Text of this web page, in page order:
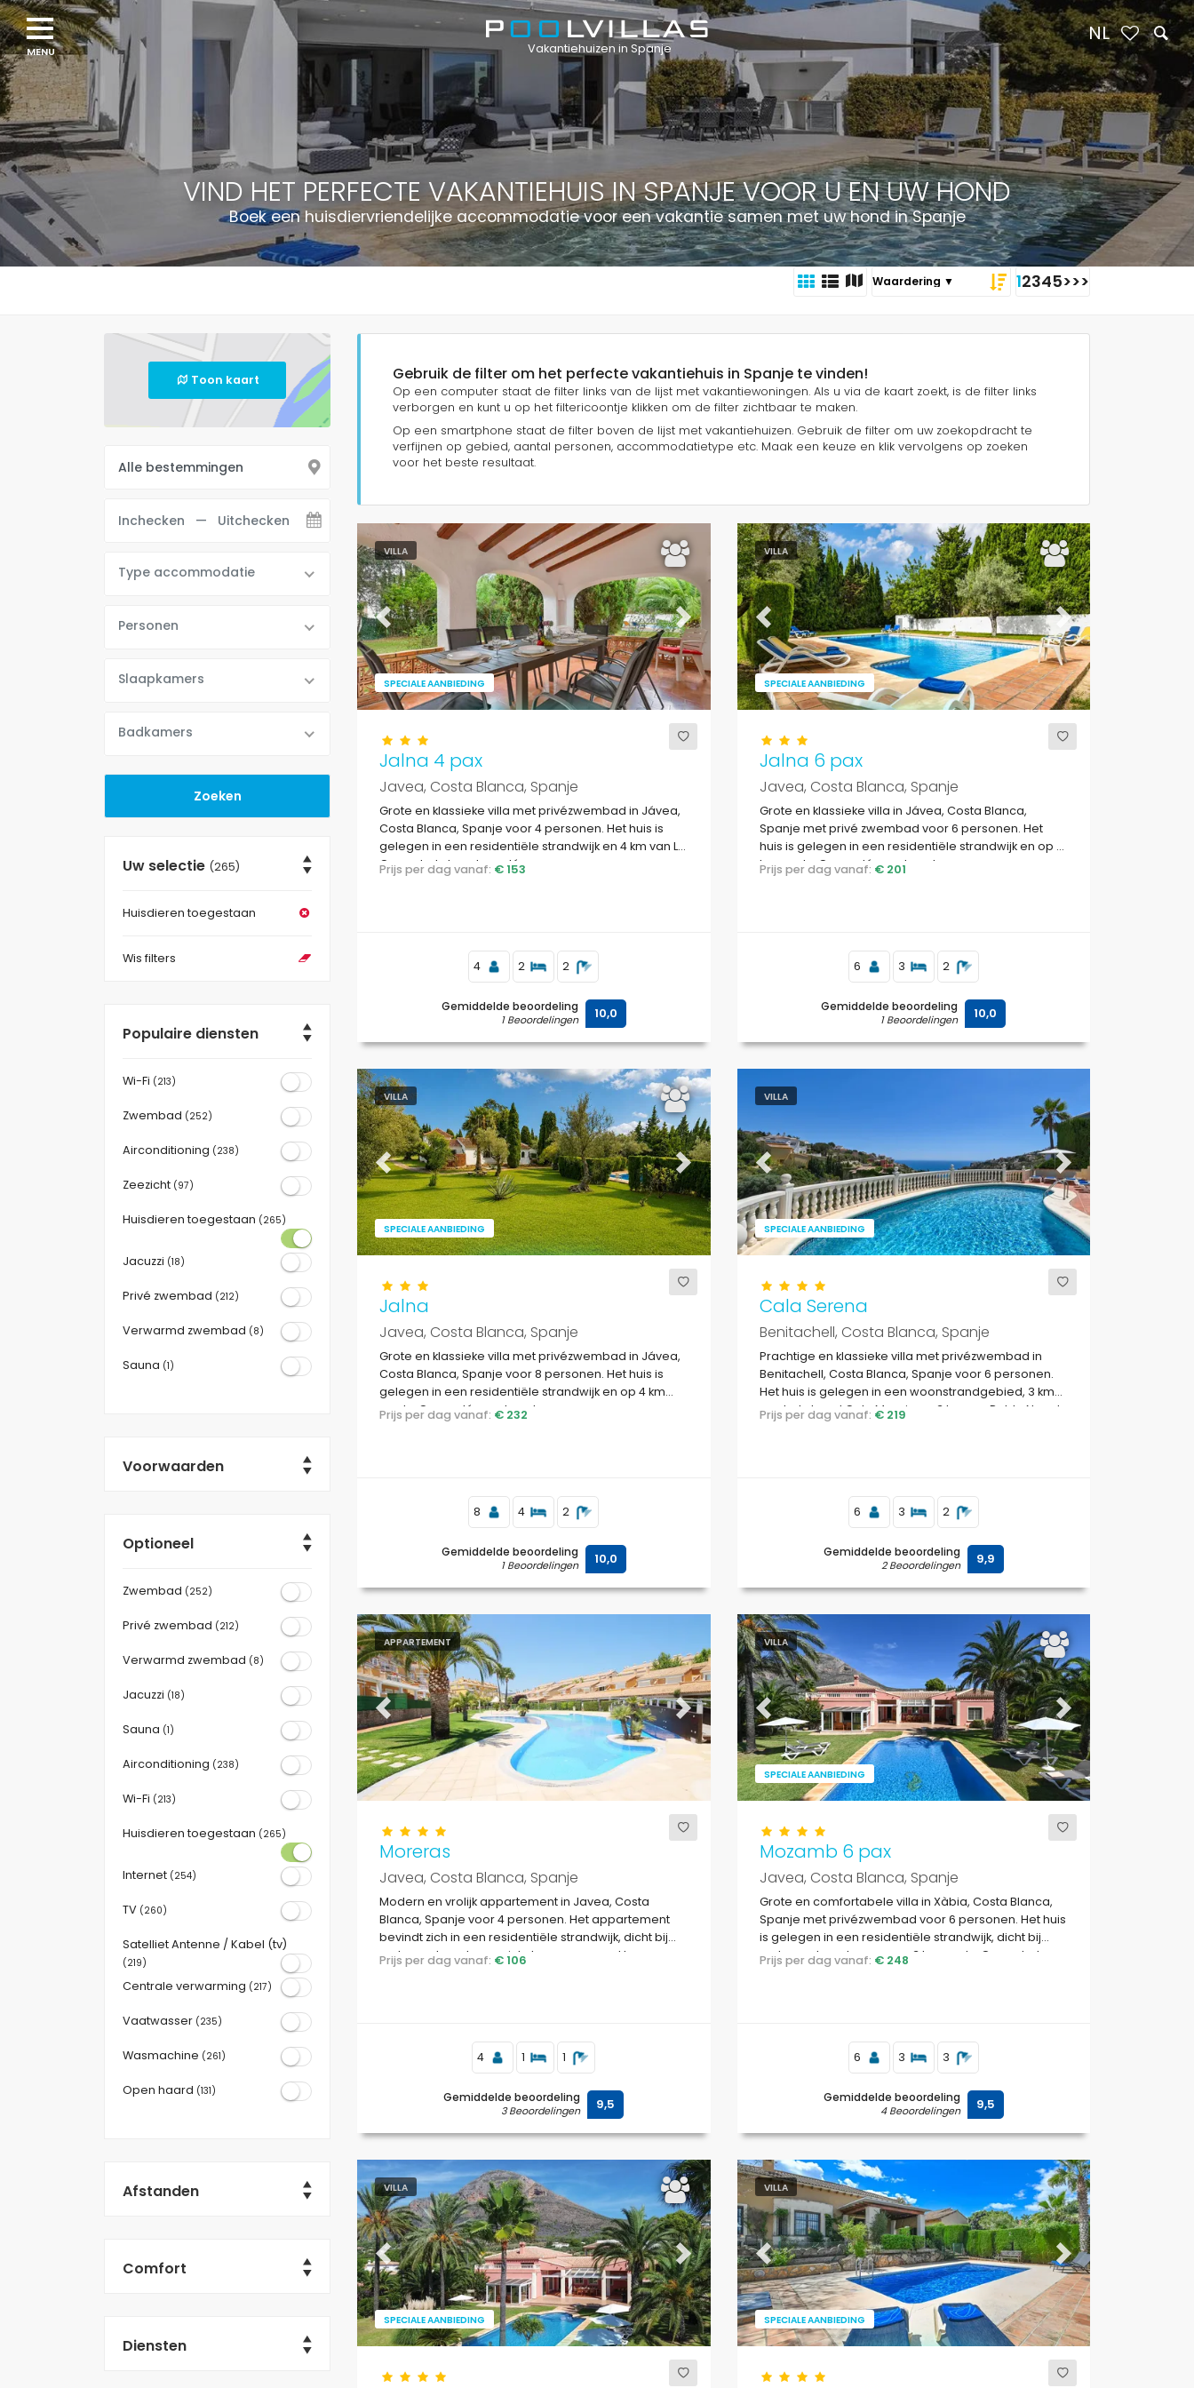
VIND HET PERFECTE VAKANTIEHUIS IN SPANJE VOOR U EN UW HOND
Boek een huisdiervriendelijke accommodatie voor een vakantie samen met uw hond in Spanje
12345>>>
Toon kaart
Type accommodatie
Personen
Slaapkamers
Badkamers
Uw selectie (265)
Huisdieren toegestaan
Wis filters
Populaire diensten
Wi-Fi (213)
Zwembad (252)
Airconditioning (238)
Zeezicht (97)
Huisdieren toegestaan (265)
Jacuzzi (18)
Privé zwembad (212)
Verwarmd zwembad (8)
Sauna (1)
Voorwaarden
Optioneel
Zwembad (252)
Privé zwembad (212)
Verwarmd zwembad (8)
Jacuzzi (18)
Sauna (1)
Airconditioning (238)
Wi-Fi (213)
Huisdieren toegestaan (265)
Internet (254)
TV (260)
Satelliet Antenne / Kabel (tv)
(219)
Centrale verwarming (217)
Vaatwasser (235)
Wasmachine (261)
Open haard (131)
Afstanden
Comfort
Diensten
Gebruik de filter om het perfecte vakantiehuis in Spanje te vinden!
Op een computer staat de filter links van de lijst met vakantiewoningen. Als u via de kaart zoekt, is de filter links
verborgen en kunt u op het filtericoontje klikken om de filter zichtbaar te maken.
Op een smartphone staat de filter boven de lijst met vakantiehuizen. Gebruik de filter om uw zoekopdracht te
verfijnen op gebied, aantal personen, accommodatietype etc. Maak een keuze en klik vervolgens op zoeken
voor het beste resultaat.
VILLA
SPECIALE AANBIEDING
Previous Next
Jalna 4 pax
Javea, Costa Blanca, Spanje
Grote en klassieke villa met privézwembad in Jávea,
Costa Blanca, Spanje voor 4 personen. Het huis is
gelegen in een residentiële strandwijk en 4 km van La
Grava, het strand van Jávea.
Prijs per dag vanaf: € 153
4 2 2
Gemiddelde beoordeling
1 Beoordelingen 10,0
VILLA
SPECIALE AANBIEDING
Previous Next
Jalna 6 pax
Javea, Costa Blanca, Spanje
Grote en klassieke villa in Jávea, Costa Blanca,
Spanje met privé zwembad voor 6 personen. Het
huis is gelegen in een residentiële strandwijk en op 4
km van La Grava, Jávea strand.
Prijs per dag vanaf: € 201
6 3 2
Gemiddelde beoordeling
1 Beoordelingen 10,0
VILLA
SPECIALE AANBIEDING
Previous Next
Jalna
Javea, Costa Blanca, Spanje
Grote en klassieke villa met privézwembad in Jávea,
Costa Blanca, Spanje voor 8 personen. Het huis is
gelegen in een residentiële strandwijk en op 4 km
van La Grava, Jávea strand.
Prijs per dag vanaf: € 232
8 4 2
Gemiddelde beoordeling
1 Beoordelingen 10,0
VILLA
SPECIALE AANBIEDING
Previous Next
Cala Serena
Benitachell, Costa Blanca, Spanje
Prachtige en klassieke villa met privézwembad in
Benitachell, Costa Blanca, Spanje voor 6 personen.
Het huis is gelegen in een woonstrandgebied, 3 km
van het strand Cala Moraig en 3 km van Poble Nou de
Prijs per dag vanaf: € 219
6 3 2
Gemiddelde beoordeling
2 Beoordelingen 9,9
APPARTEMENT
Previous Next
Moreras
Javea, Costa Blanca, Spanje
Modern en vrolijk appartement in Javea, Costa
Blanca, Spanje voor 4 personen. Het appartement
bevindt zich in een residentiële strandwijk, dicht bij
restaurants en bars, winkels en supermarkten, en op
Prijs per dag vanaf: € 106
4 1 1
Gemiddelde beoordeling
3 Beoordelingen 9,5
VILLA
SPECIALE AANBIEDING
Previous Next
Mozamb 6 pax
Javea, Costa Blanca, Spanje
Grote en comfortabele villa in Xàbia, Costa Blanca,
Spanje met privézwembad voor 6 personen. Het huis
is gelegen in een residentiële strandwijk, dicht bij
restaurants en bars en op 3 km van La Grava, het
Prijs per dag vanaf: € 248
6 3 3
Gemiddelde beoordeling
4 Beoordelingen 9,5
VILLA
SPECIALE AANBIEDING
Previous Next
VILLA
SPECIALE AANBIEDING
Previous Next
Vakantiehuizen in Spanje
NL